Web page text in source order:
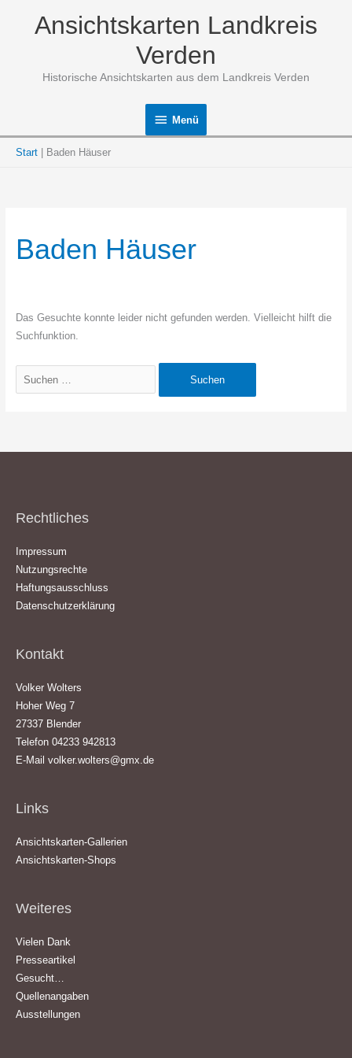
Ansichtskarten Landkreis
Verden
Historische Ansichtskarten aus dem Landkreis Verden
Menü
Menü
Start Baden Häuser
Baden Häuser
Das Gesuchte konnte leider nicht gefunden werden. Vielleicht hilft die
Suchfunktion.
Rechtliches
Impressum
Nutzungsrechte
Haftungsausschluss
Datenschutzerklärung
Kontakt
Volker Wolters
Hoher Weg 7
27337 Blender
Telefon 04233 942813
E-Mail volker.wolters@gmx.de
Links
Ansichtskarten-Gallerien
Ansichtskarten-Shops
Weiteres
Vielen Dank
Presseartikel
Gesucht…
Quellenangaben
Ausstellungen